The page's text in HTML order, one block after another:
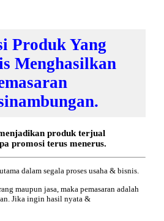
Produk Yang
Menghasilkan
produk terjual
promosi terus menerus.
dalam segala proses usaha & bisnis.
maupun jasa, maka pemasaran adalah
Jika ingin hasil nyata &